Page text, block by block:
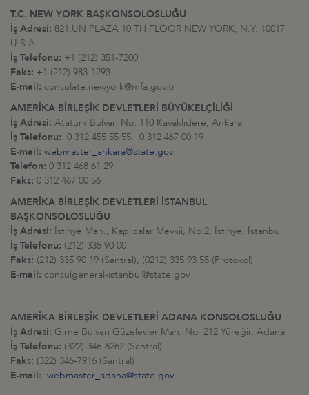
T.C. NEW YORK BAŞKONSOLOSLUĞU
İş Adresi: 821,UN PLAZA 10 TH FLOOR NEW YORK, N.Y. 10017
U.S.A
İş Telefonu: +1 (212) 351-7200
Faks: +1 (212) 983-1293
E-mail: consulate.newyork@mfa.gov.tr
AMERİKA BİRLEŞİK DEVLETLERİ BÜYÜKELÇİLİĞİ
İş Adresi: Atatürk Bulvarı No: 110 Kavaklıdere, Ankara
İş Telefonu: 0 312 455 55 55, 0 312 467 00 19
E-mail: webmaster_ankara@state.gov
Telefon: 0 312 468 61 29
Faks: 0 312 467 00 56
AMERİKA BİRLEŞİK DEVLETLERİ İSTANBUL
BAŞKONSOLOSLUĞU
İş Adresi: İstinye Mah., Kaplıcalar Mevkii, No:2, İstinye, İstanbul
İş Telefonu: (212) 335 90 00
Faks: (212) 335 90 19 (Santral), (0212) 335 93 55 (Protokol)
E-mail: consulgeneral-istanbul@state.gov
AMERİKA BİRLEŞİK DEVLETLERİ ADANA KONSOLOSLUĞU
İş Adresi: Girne Bulvarı Güzelevler Mah. No. 212 Yüreğir, Adana
İş Telefonu: (322) 346-6262 (Santral)
Faks: (322) 346-7916 (Santral)
E-mail: webmaster_adana@state.gov